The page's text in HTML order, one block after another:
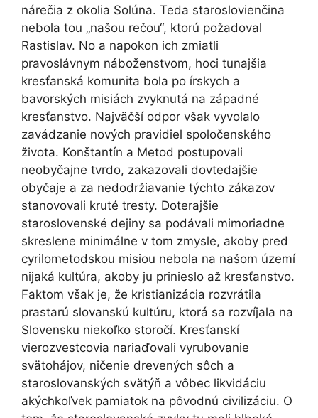
nárečia z okolia Solúna. Teda staroslovienčina
nebola tou „našou rečou“, ktorú požadoval
Rastislav. No a napokon ich zmiatli
pravoslávnym náboženstvom, hoci tunajšia
kresťanská komunita bola po írskych a
bavorských misiách zvyknutá na západné
kresťanstvo. Najväčší odpor však vyvolalo
zavádzanie nových pravidiel spoločenského
života. Konštantín a Metod postupovali
neobyčajne tvrdo, zakazovali dovtedajšie
obyčaje a za nedodržiavanie týchto zákazov
stanovovali kruté tresty. Doterajšie
staroslovenské dejiny sa podávali mimoriadne
skreslene minimálne v tom zmysle, akoby pred
cyrilometodskou misiou nebola na našom území
nijaká kultúra, akoby ju prinieslo až kresťanstvo.
Faktom však je, že kristianizácia rozvrátila
prastarú slovanskú kultúru, ktorá sa rozvíjala na
Slovensku niekoľko storočí. Kresťanskí
vierozvestcovia nariaďovali vyrubovanie
svätohájov, ničenie drevených sôch a
staroslovanských svätýň a vôbec likvidáciu
akýchkoľvek pamiatok na pôvodnú civilizáciu. O